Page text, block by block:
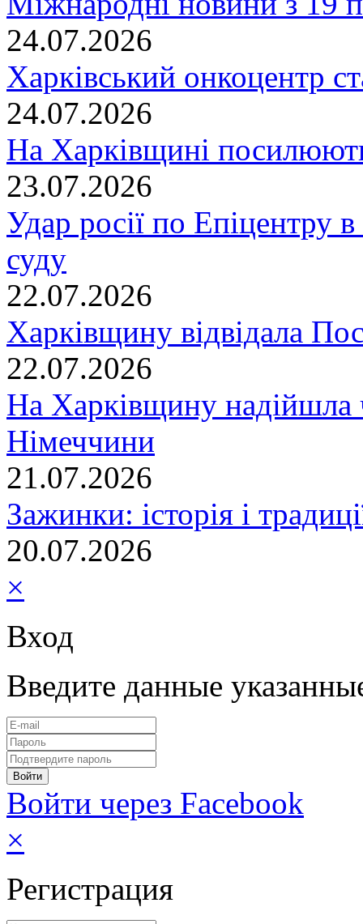
24.07.2026
Харківський онкоцентр
24.07.2026
На Харківщині
23.07.2026
Удар росії по Епіцентру
суду
22.07.2026
Харківщину відвідала
22.07.2026
На Харківщину надійшла
Німеччини
21.07.2026
Зажинки: історія і
20.07.2026
×
Вход
Введите данные
Войти через Facebook
×
Регистрация